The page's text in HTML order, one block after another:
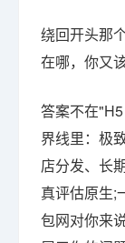
绕回开头那
在哪，你又
答案不在
界线里：极
店分发、长
真评估原生
包网对你来